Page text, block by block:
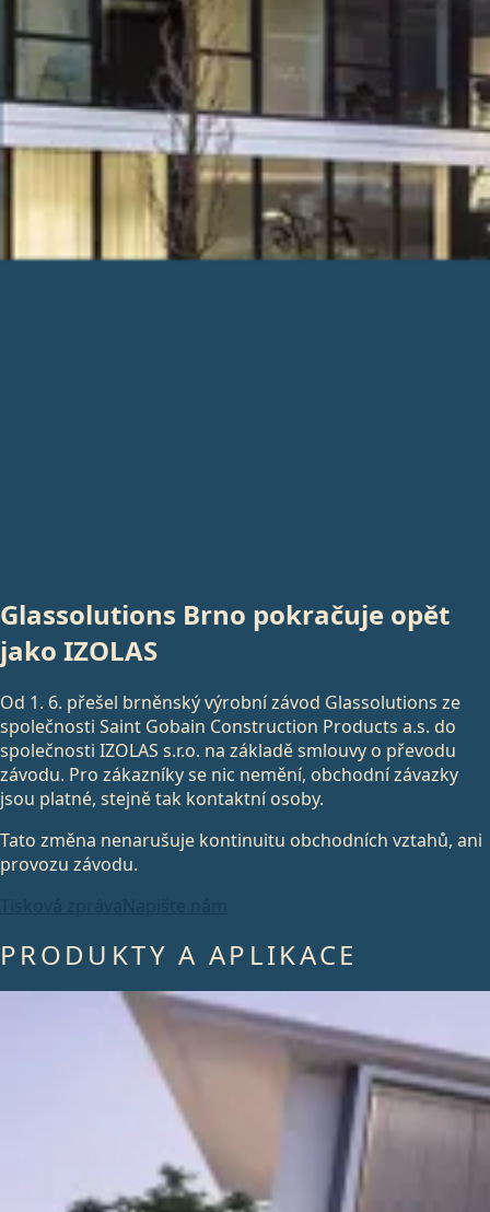
Glassolutions Brno pokračuje opět
jako IZOLAS
Od 1. 6. přešel brněnský výrobní závod Glassolutions ze
společnosti Saint Gobain Construction Products a.s. do
společnosti IZOLAS s.r.o. na základě smlouvy o převodu
závodu. Pro zákazníky se nic nemění, obchodní závazky
jsou platné, stejně tak kontaktní osoby.
Tato změna nenarušuje kontinuitu obchodních vztahů, ani
provozu závodu.
PRODUKTY A APLIKACE